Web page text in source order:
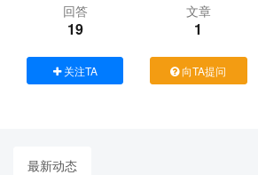
回答
19
文章
1
关注TA 向TA提问
最新动态